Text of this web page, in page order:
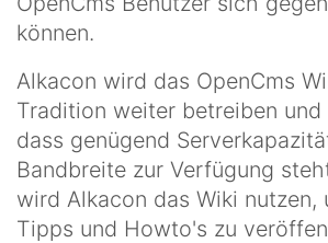
können.
Alkacon wird das OpenCms
Tradition weiter betreiben und
dass genügend
Bandbreite zur Verfügung
wird Alkacon das Wiki nutzen,
Tipps und Howto's zu